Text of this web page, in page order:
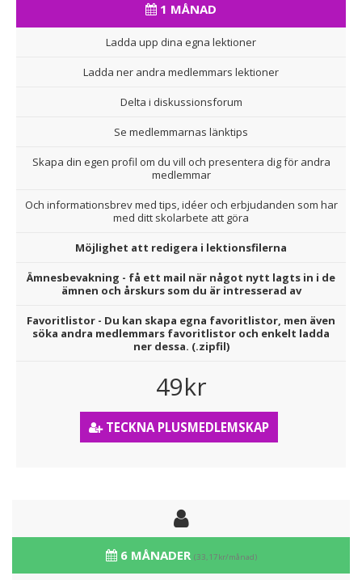
1 MÅNAD
Ladda upp dina egna lektioner
Ladda ner andra medlemmars lektioner
Delta i diskussionsforum
Se medlemmarnas länktips
Skapa din egen profil om du vill och presentera dig för andra
medlemmar
Och informationsbrev med tips, idéer och erbjudanden som har
med ditt skolarbete att göra
Möjlighet att redigera i lektionsfilerna
Ämnesbevakning - få ett mail när något nytt lagts in i de
ämnen och årskurs som du är intresserad av
Favoritlistor - Du kan skapa egna favoritlistor, men även
söka andra medlemmars favoritlistor och enkelt ladda
ner dessa. (.zipfil)
49kr
TECKNA PLUSMEDLEMSKAP
6 MÅNADER (33,17kr/månad)